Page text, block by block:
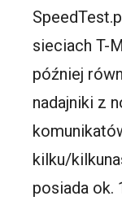
sieciach T-
później
nadajniki z
kilku/
posiada ok.